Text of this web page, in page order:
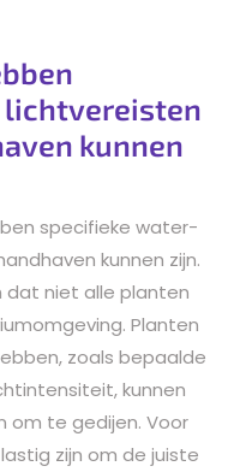
lichtvereisten
kunnen
specifieke water-
kunnen zijn.
dat niet alle planten
Planten
zoals bepaalde
kunnen
om te gedijen. Voor
zijn om de juiste